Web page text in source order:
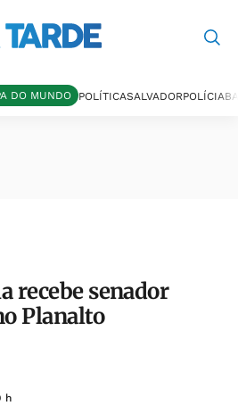
DO MUNDO POLÍTICASALVADORPOLÍCIA
recebe senador
Planalto
h